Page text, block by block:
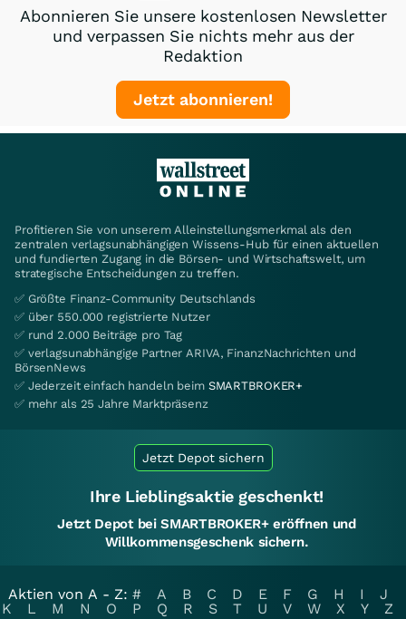
Abonnieren Sie unsere kostenlosen Newsletter
und verpassen Sie nichts mehr aus der
Redaktion
Jetzt abonnieren!
Profitieren Sie von unserem Alleinstellungsmerkmal als den
zentralen verlagsunabhängigen Wissens-Hub für einen aktuellen
und fundierten Zugang in die Börsen- und Wirtschaftswelt, um
strategische Entscheidungen zu treffen.
✅ Größte Finanz-Community Deutschlands
✅ über 550.000 registrierte Nutzer
✅ rund 2.000 Beiträge pro Tag
✅ verlagsunabhängige Partner ARIVA, FinanzNachrichten und
BörsenNews
✅ Jederzeit einfach handeln beim SMARTBROKER+
✅ mehr als 25 Jahre Marktpräsenz
Jetzt Depot sichern
Ihre Lieblingsaktie geschenkt!
Jetzt Depot bei SMARTBROKER+ eröffnen und
Willkommensgeschenk sichern.
Aktien von A - Z: # A B C D E F G H I
J
K
L M N O P Q R S T U V W X Y
Z